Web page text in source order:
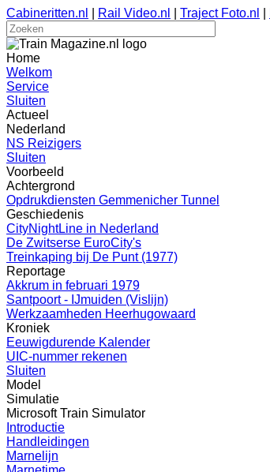
Cabineritten.nl Rail Video.nl Traject Foto.nl
Home
Welkom
Service
Sluiten
Actueel
Nederland
NS Reizigers
Sluiten
Voorbeeld
Achtergrond
Opdrukdiensten Gemmenicher Tunnel
Geschiedenis
CityNightLine in Nederland
De Zwitserse EuroCity's
Treinkaping bij De Punt (1977)
Reportage
Akkrum in februari 1979
Santpoort - IJmuiden (Vislijn)
Werkzaamheden Heerhugowaard
Kroniek
Eeuwigdurende Kalender
UIC-nummer rekenen
Sluiten
Model
Simulatie
Microsoft Train Simulator
Introductie
Handleidingen
Marnelijn